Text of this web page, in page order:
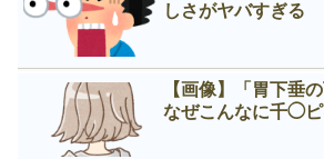
しさがヤバすぎる
【画像】「胃下垂
なぜこんなに千◯